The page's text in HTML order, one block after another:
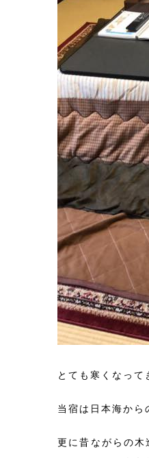
とても寒くなって
当宿は日本海か
更に昔ながらの